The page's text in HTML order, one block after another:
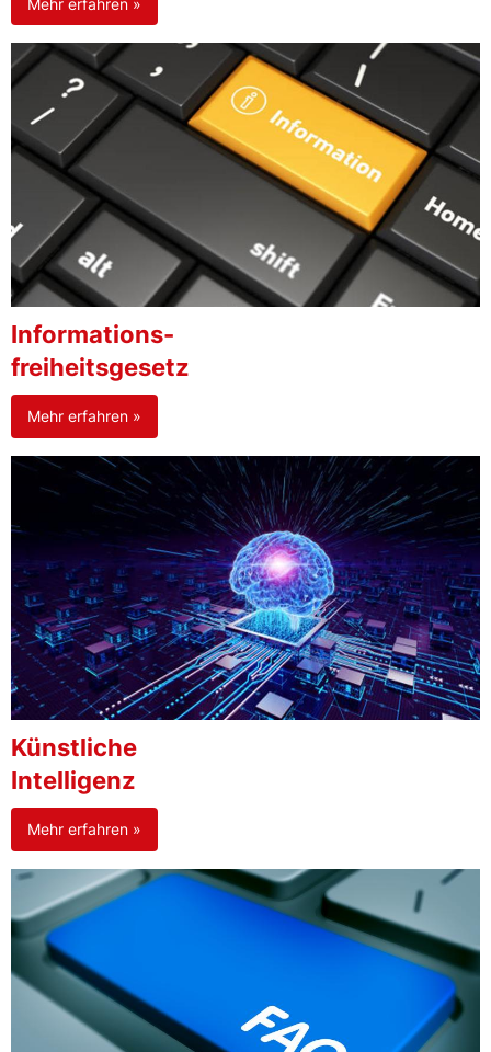
Informations-
freiheitsgesetz
Mehr erfahren »
Künstliche
Intelligenz
Mehr erfahren »